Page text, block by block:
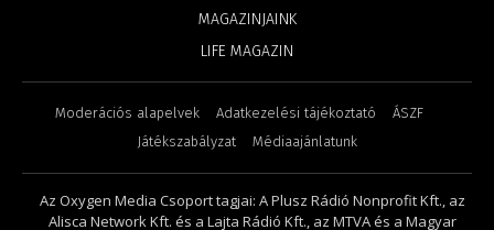
MAGAZINJAINK
LIFE MAGAZIN
Moderációs alapelvek Adatkezelési tájékoztató
ÁSZF
Játékszabályzat
Médiaajánlatunk
Az Oxygen Media Csoport tagjai: A Plusz Rádió Nonprofit Kft., az
Alisca Network Kft. és a Lajta Rádió Kft., az MTVA és a Magyar